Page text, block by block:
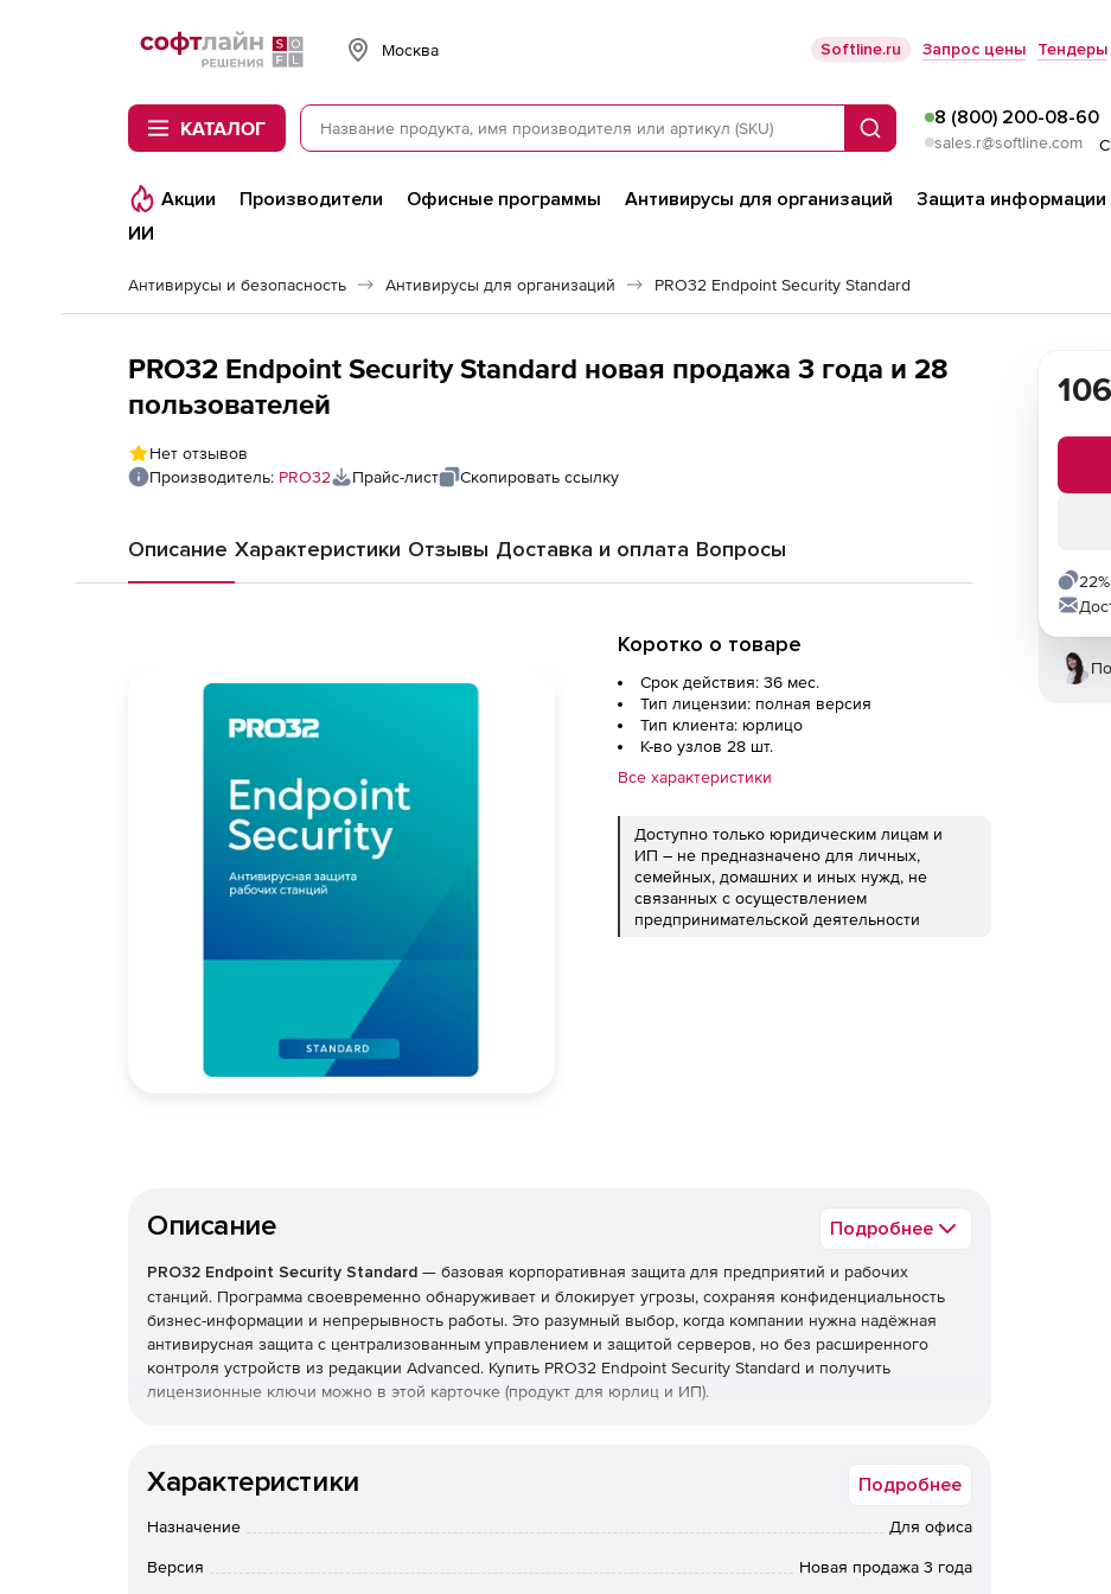
Softline
Москва Softline.ru Запрос цены Тендеры
КАТАЛОГ Поиск
8 (800) 200-08-60
sales.r@softline.com
Акции Производители Офисные программы Антивирусы для организаций Защита информации
ИИ
Антивирусы и безопасность Антивирусы для организаций PRO32 Endpoint Security Standard
PRO32 Endpoint Security Standard новая продажа 3 года и 28
пользователей
Нет отзывов
Производитель: PRO32 Прайс-лист Скопировать ссылку
Описание Характеристики Отзывы Доставка и оплата Вопросы
Коротко о товаре
Срок действия: 36 мес.
Тип лицензии: полная версия
Тип клиента: юрлицо
К-во узлов 28 шт.
Все характеристики
Доступно только юридическим лицам и
ИП – не предназначено для личных,
семейных, домашних и иных нужд, не
связанных с осуществлением
предпринимательской деятельности
Описание Подробнее
PRO32 Endpoint Security Standard — базовая корпоративная защита для предприятий и рабочих
станций. Программа своевременно обнаруживает и блокирует угрозы, сохраняя конфиденциальность
бизнес-информации и непрерывность работы. Это разумный выбор, когда компании нужна надёжная
антивирусная защита с централизованным управлением и защитой серверов, но без расширенного
контроля устройств из редакции Advanced. Купить PRO32 Endpoint Security Standard и получить
лицензионные ключи можно в этой карточке (продукт для юрлиц и ИП).
Реализована защита от вирусов, шпионских программ, фишинга, руткитов и программ-вымогателей, а
также фильтрация почты и интернет-доступа. Технологии упреждающего обнаружения работают вместе
Характеристики Подробнее
Назначение Для офиса
Версия Новая продажа 3 года